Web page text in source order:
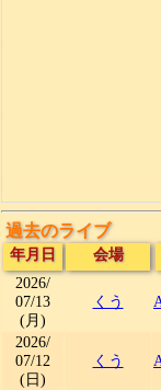
過去のライブ
年月日 会場
2026/
07/13
(月)
くう
2026/
07/12
(日)
くう